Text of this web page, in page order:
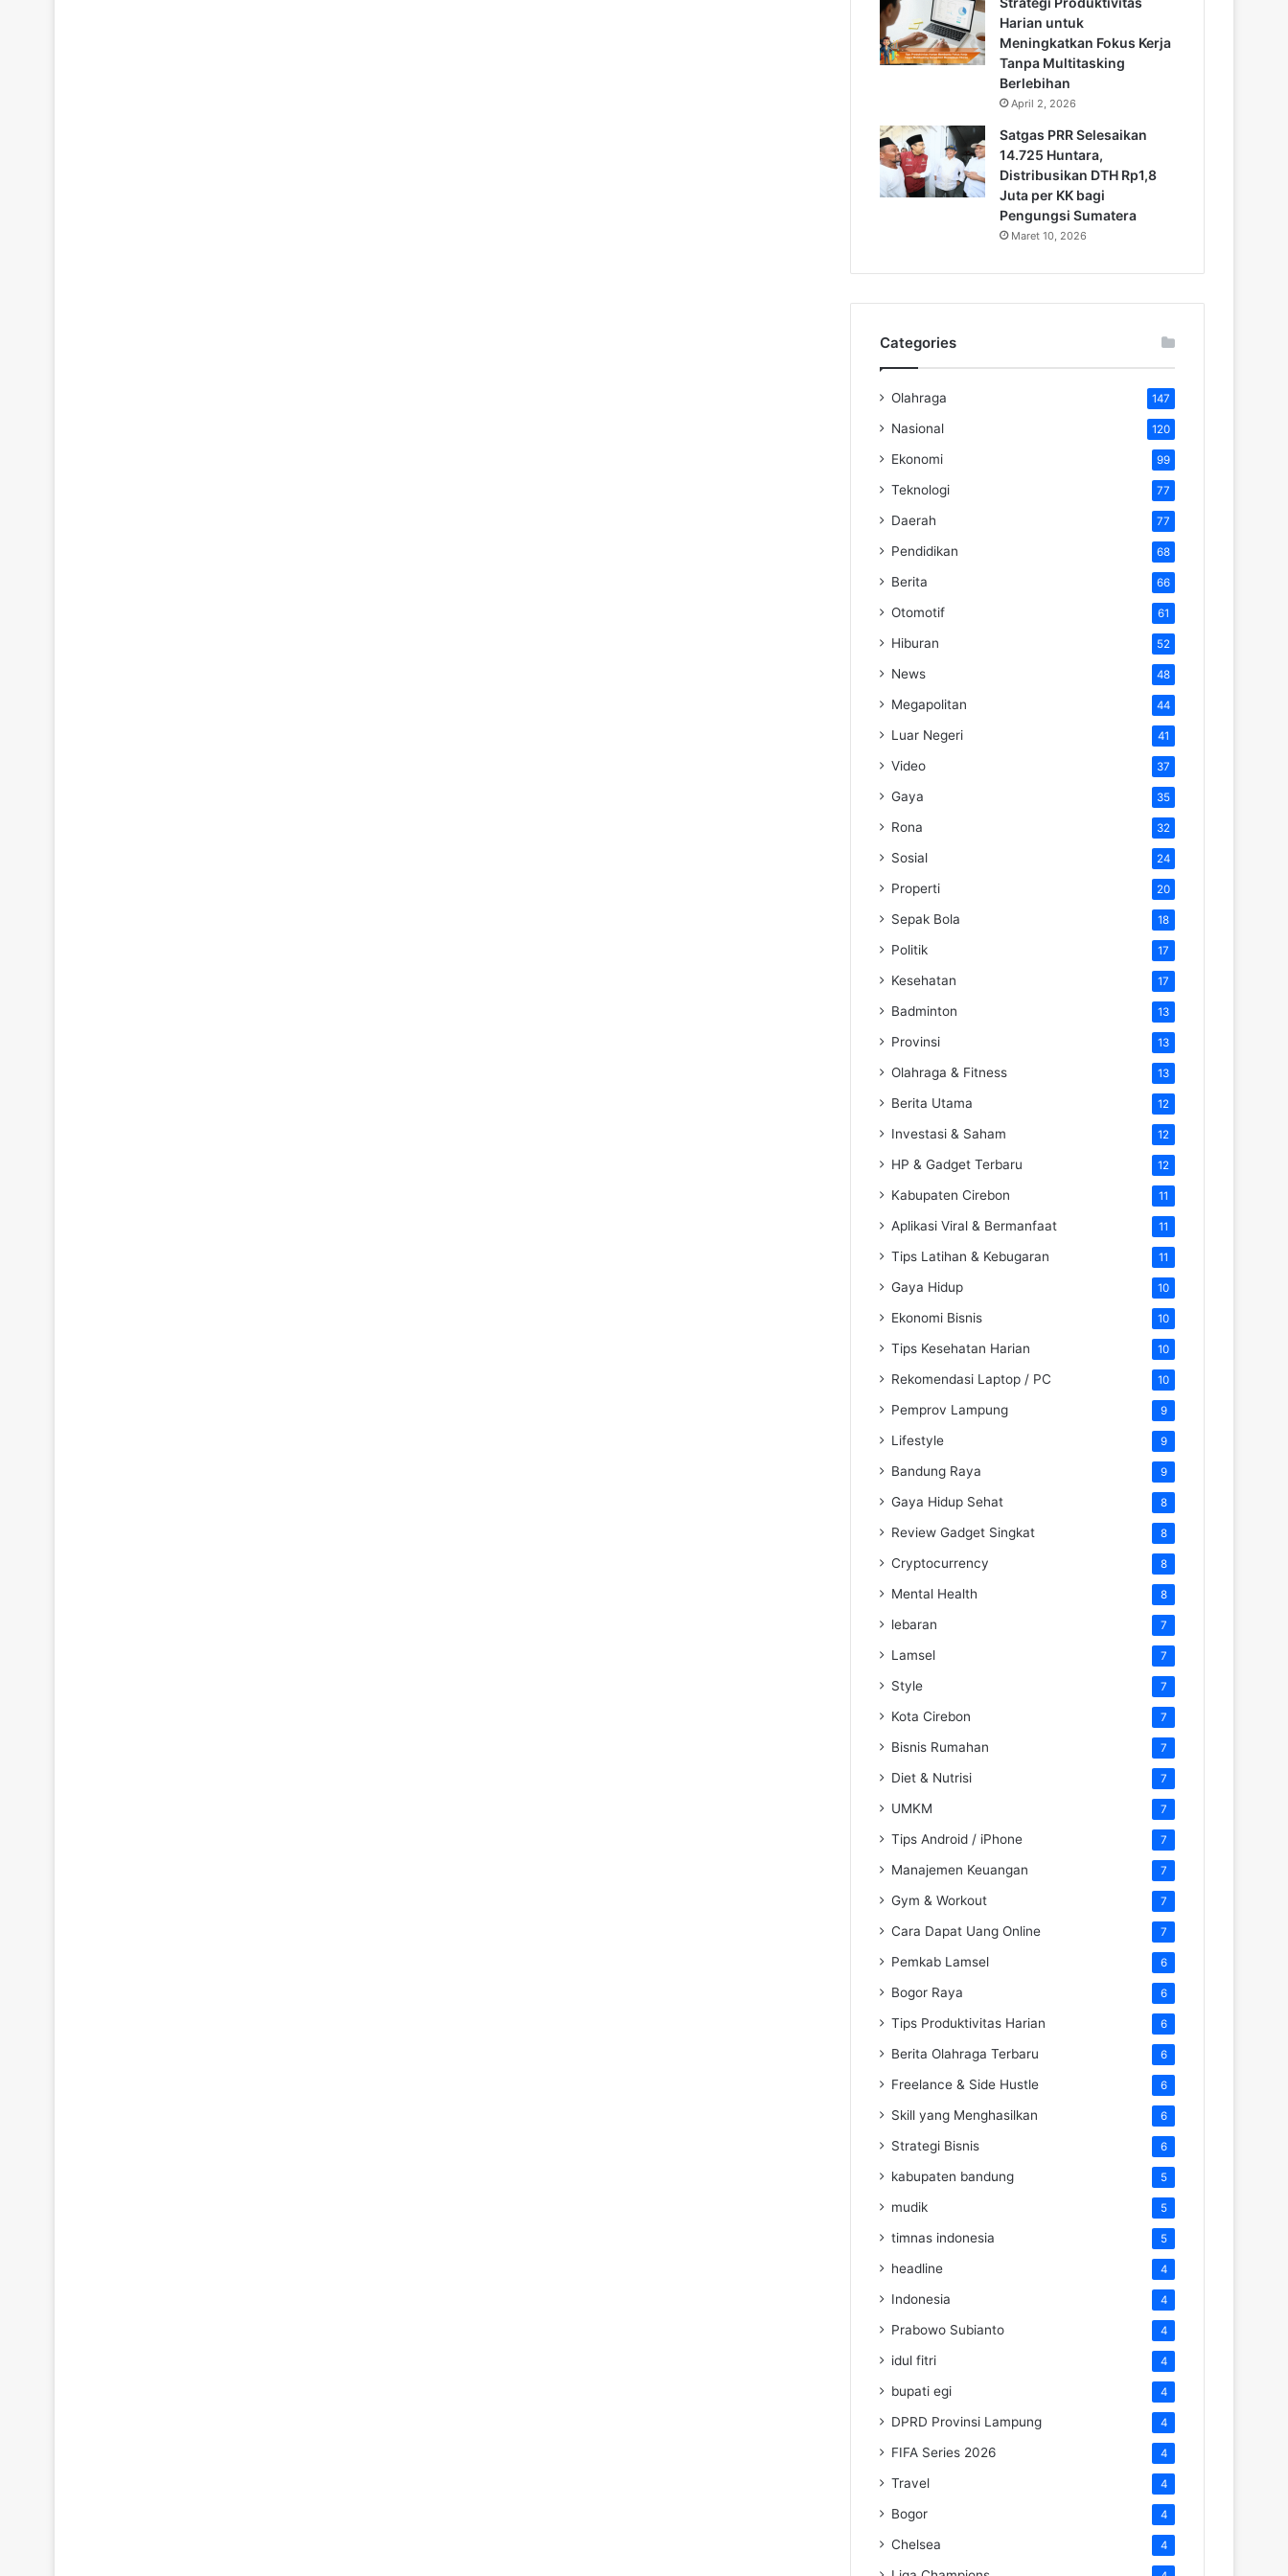
Harian untuk
Meningkatkan Fokus Kerja
Tanpa Multitasking
Berlebihan
April 2, 2026
Satgas PRR Selesaikan
14.725 Huntara,
Distribusikan DTH Rp1,8
Juta per KK bagi
Pengungsi Sumatera
Maret 10, 2026
Categories
Olahraga 147
Nasional 120
Ekonomi 99
Teknologi 77
Daerah 77
Pendidikan 68
Berita 66
Otomotif 61
Hiburan 52
News 48
Megapolitan 44
Luar Negeri 41
Video 37
Gaya 35
Rona 32
Sosial 24
Properti 20
Sepak Bola 18
Politik 17
Kesehatan 17
Badminton 13
Provinsi 13
Olahraga & Fitness 13
Berita Utama 12
Investasi & Saham 12
HP & Gadget Terbaru 12
Kabupaten Cirebon 11
Aplikasi Viral & Bermanfaat 11
Tips Latihan & Kebugaran 11
Gaya Hidup 10
Ekonomi Bisnis 10
Tips Kesehatan Harian 10
Rekomendasi Laptop / PC 10
Pemprov Lampung 9
Lifestyle 9
Bandung Raya 9
Gaya Hidup Sehat 8
Review Gadget Singkat 8
Cryptocurrency 8
Mental Health 8
lebaran 7
Lamsel 7
Style 7
Kota Cirebon 7
Bisnis Rumahan 7
Diet & Nutrisi 7
UMKM 7
Tips Android / iPhone 7
Manajemen Keuangan 7
Gym & Workout 7
Cara Dapat Uang Online 7
Pemkab Lamsel 6
Bogor Raya 6
Tips Produktivitas Harian 6
Berita Olahraga Terbaru 6
Freelance & Side Hustle 6
Skill yang Menghasilkan 6
Strategi Bisnis 6
kabupaten bandung 5
mudik 5
timnas indonesia 5
headline 4
Indonesia 4
Prabowo Subianto 4
idul fitri 4
bupati egi 4
DPRD Provinsi Lampung 4
FIFA Series 2026 4
Travel 4
Bogor 4
Chelsea 4